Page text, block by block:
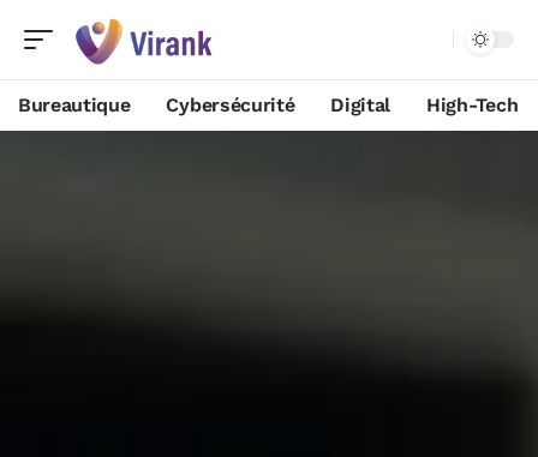
Bureautique Cybersécurité Digital High-Tech